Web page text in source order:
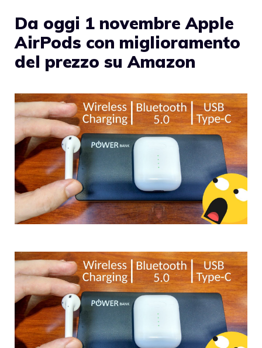
Da oggi 1 novembre Apple
AirPods con miglioramento
del prezzo su Amazon